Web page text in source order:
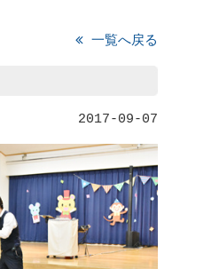
一覧へ戻る
2017-09-07